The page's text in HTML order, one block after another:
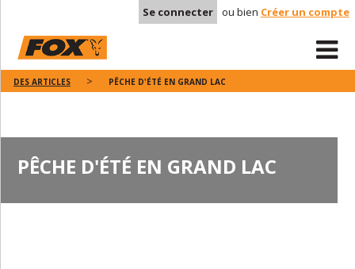
Se connecter ou bien Créer un compte
DES ARTICLES PÊCHE D'ÉTÉ EN GRAND LAC
PÊCHE D'ÉTÉ EN GRAND LAC